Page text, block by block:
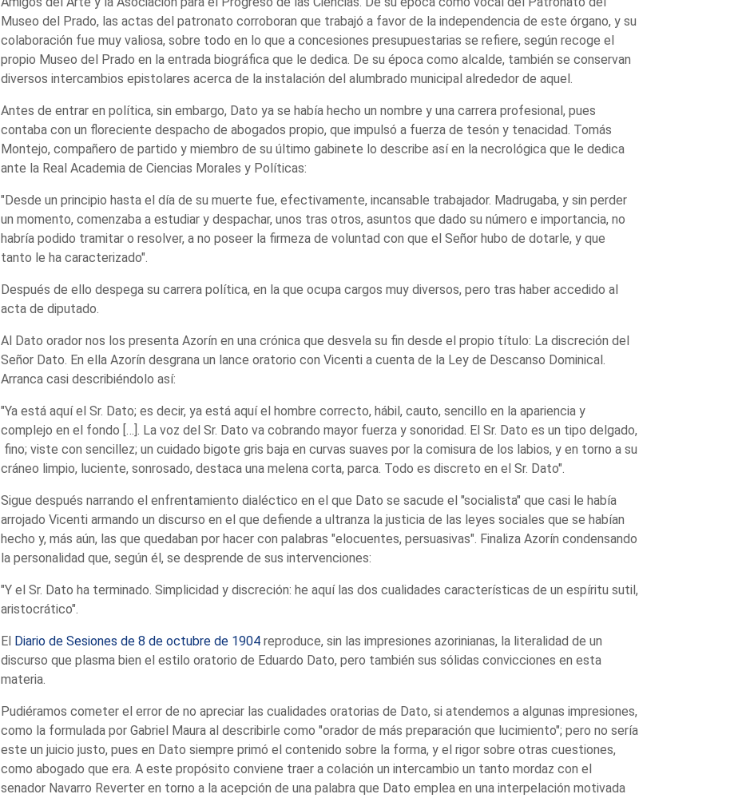
Museo del Prado, las actas del patronato corroboran que trabajó a favor de la independencia de este órgano, y su
colaboración fue muy valiosa, sobre todo en lo que a concesiones presupuestarias se refiere, según recoge el
propio Museo del Prado en la entrada biográfica que le dedica. De su época como alcalde, también se conservan
diversos intercambios epistolares acerca de la instalación del alumbrado municipal alrededor de aquel.
Antes de entrar en política, sin embargo, Dato ya se había hecho un nombre y una carrera profesional, pues
contaba con un floreciente despacho de abogados propio, que impulsó a fuerza de tesón y tenacidad. Tomás
Montejo, compañero de partido y miembro de su último gabinete lo describe así en la necrológica que le dedica
ante la Real Academia de Ciencias Morales y Políticas:
"Desde un principio hasta el día de su muerte fue, efectivamente, incansable trabajador. Madrugaba, y sin perder
un momento, comenzaba a estudiar y despachar, unos tras otros, asuntos que dado su número e importancia, no
habría podido tramitar o resolver, a no poseer la firmeza de voluntad con que el Señor hubo de dotarle, y que
tanto le ha caracterizado".
Después de ello despega su carrera política, en la que ocupa cargos muy diversos, pero tras haber accedido al
acta de diputado.
Al Dato orador nos los presenta Azorín en una crónica que desvela su fin desde el propio título: La discreción del
Señor Dato. En ella Azorín desgrana un lance oratorio con Vicenti a cuenta de la Ley de Descanso Dominical.
Arranca casi describiéndolo así:
"Ya está aquí el Sr. Dato; es decir, ya está aquí el hombre correcto, hábil, cauto, sencillo en la apariencia y
complejo en el fondo […]. La voz del Sr. Dato va cobrando mayor fuerza y sonoridad. El Sr. Dato es un tipo delgado,
fino; viste con sencillez; un cuidado bigote gris baja en curvas suaves por la comisura de los labios, y en torno a su
cráneo limpio, luciente, sonrosado, destaca una melena corta, parca. Todo es discreto en el Sr. Dato".
Sigue después narrando el enfrentamiento dialéctico en el que Dato se sacude el "socialista" que casi le había
arrojado Vicenti armando un discurso en el que defiende a ultranza la justicia de las leyes sociales que se habían
hecho y, más aún, las que quedaban por hacer con palabras "elocuentes, persuasivas". Finaliza Azorín condensando
la personalidad que, según él, se desprende de sus intervenciones:
"Y el Sr. Dato ha terminado. Simplicidad y discreción: he aquí las dos cualidades características de un espíritu sutil,
aristocrático".
El Diario de Sesiones de 8 de octubre de 1904reproduce, sin las impresiones azorinianas, la literalidad de un
discurso que plasma bien el estilo oratorio de Eduardo Dato, pero también sus sólidas convicciones en esta
materia.
Pudiéramos cometer el error de no apreciar las cualidades oratorias de Dato, si atendemos a algunas impresiones,
como la formulada por Gabriel Maura al describirle como "orador de más preparación que lucimiento"; pero no sería
este un juicio justo, pues en Dato siempre primó el contenido sobre la forma, y el rigor sobre otras cuestiones,
como abogado que era. A este propósito conviene traer a colación un intercambio un tanto mordaz con el
senador Navarro Reverter en torno a la acepción de una palabra que Dato emplea en una interpelación motivada